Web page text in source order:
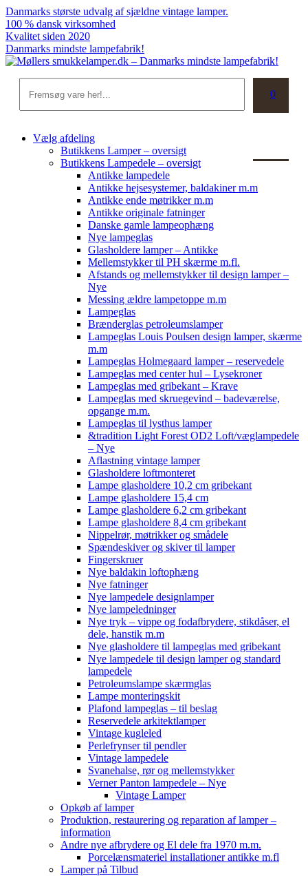
Skip
to
content
Danmarks største udvalg af sjældne vintage lamper.
100 % dansk virksomhed
Kvalitet siden 2020
Danmarks mindste lampefabrik!
0
Vælg afdeling
Butikkens Lamper – oversigt
Butikkens Lampedele – oversigt
Antikke lampedele
Antikke hejsesystemer, baldakiner m.m
Antikke ende møtrikker m.m
Antikke originale fatninger
Danske gamle lampeophæng
Nye lampeglas
Glasholdere lamper – Antikke
Mellemstykker til PH skærme m.fl.
Afstands og mellemstykker til design lamper –
Nye
Messing ældre lampetoppe m.m
Lampeglas
Brænderglas petroleumslamper
Lampeglas Louis Poulsen design lamper, skærme
m.m
Lampeglas Holmegaard lamper – reservedele
Lampeglas med center hul – Lysekroner
Lampeglas med gribekant – Krave
Lampeglas med skruegevind – badeværelse,
opgange m.m.
Lampeglas til lysthus lamper
&tradition Light Forest OD2 Loft/væglampedele
– Nye
Aflastning vintage lamper
Glasholdere loftmonteret
Lampe glasholdere 10,2 cm gribekant
Lampe glasholdere 15,4 cm
Lampe glasholdere 6,2 cm gribekant
Lampe glasholdere 8,4 cm gribekant
Nippelrør, møtrikker og smådele
Spændeskiver og skiver til lamper
Fingerskruer
Nye baldakin loftophæng
Nye fatninger
Nye lampedele designlamper
Nye lampeledninger
Nye tryk – vippe og fodafbrydere, stikdåser, el
dele, hanstik m.m
Nye glasholdere til lampeglas med gribekant
Nye lampedele til design lamper og standard
lampedele
Petroleumslampe skærmglas
Lampe monteringskit
Plafond lampeglas – til beslag
Reservedele arkitektlamper
Vintage kugleled
Perlefrynser til pendler
Vintage lampedele
Svanehalse, rør og mellemstykker
Verner Panton lampedele – Nye
Vintage Lamper
Opkøb af lamper
Produktion, restaurering og reparation af lamper –
information
Andre nye afbrydere og El dele fra 1970 m.m.
Porcelænsmateriel installationer antikke m.fl
Lamper på Tilbud